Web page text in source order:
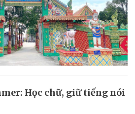
Học chữ, giữ tiếng nói